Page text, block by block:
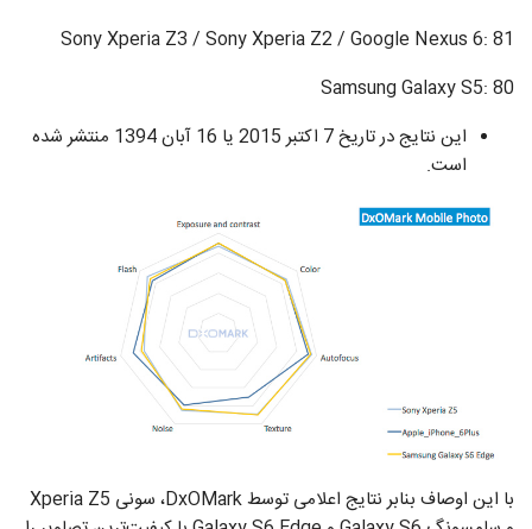
Sony Xperia Z3 / Sony Xperia Z2 / Google Nexus 6: 81
Samsung Galaxy S5: 80
این نتایج در تاریخ 7 اکتبر 2015 یا 16 آبان 1394 منتشر شده
است.
با این اوصاف بنابر نتایج اعلامی توسط DxOMark، سونی Xperia Z5